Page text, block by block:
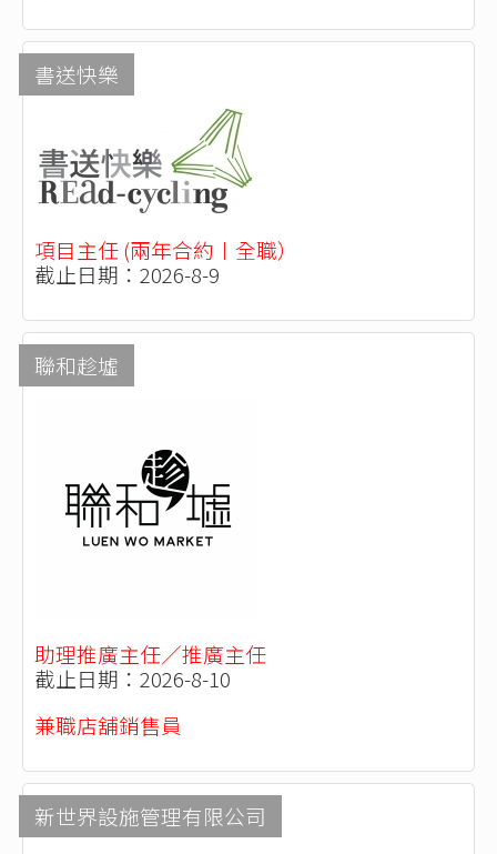
書送快樂
項目主任 (兩年合約〡全職）
截止日期：2026-8-9
聯和趁墟
助理推廣主任／推廣主任
截止日期：2026-8-10
兼職店舖銷售員
新世界設施管理有限公司